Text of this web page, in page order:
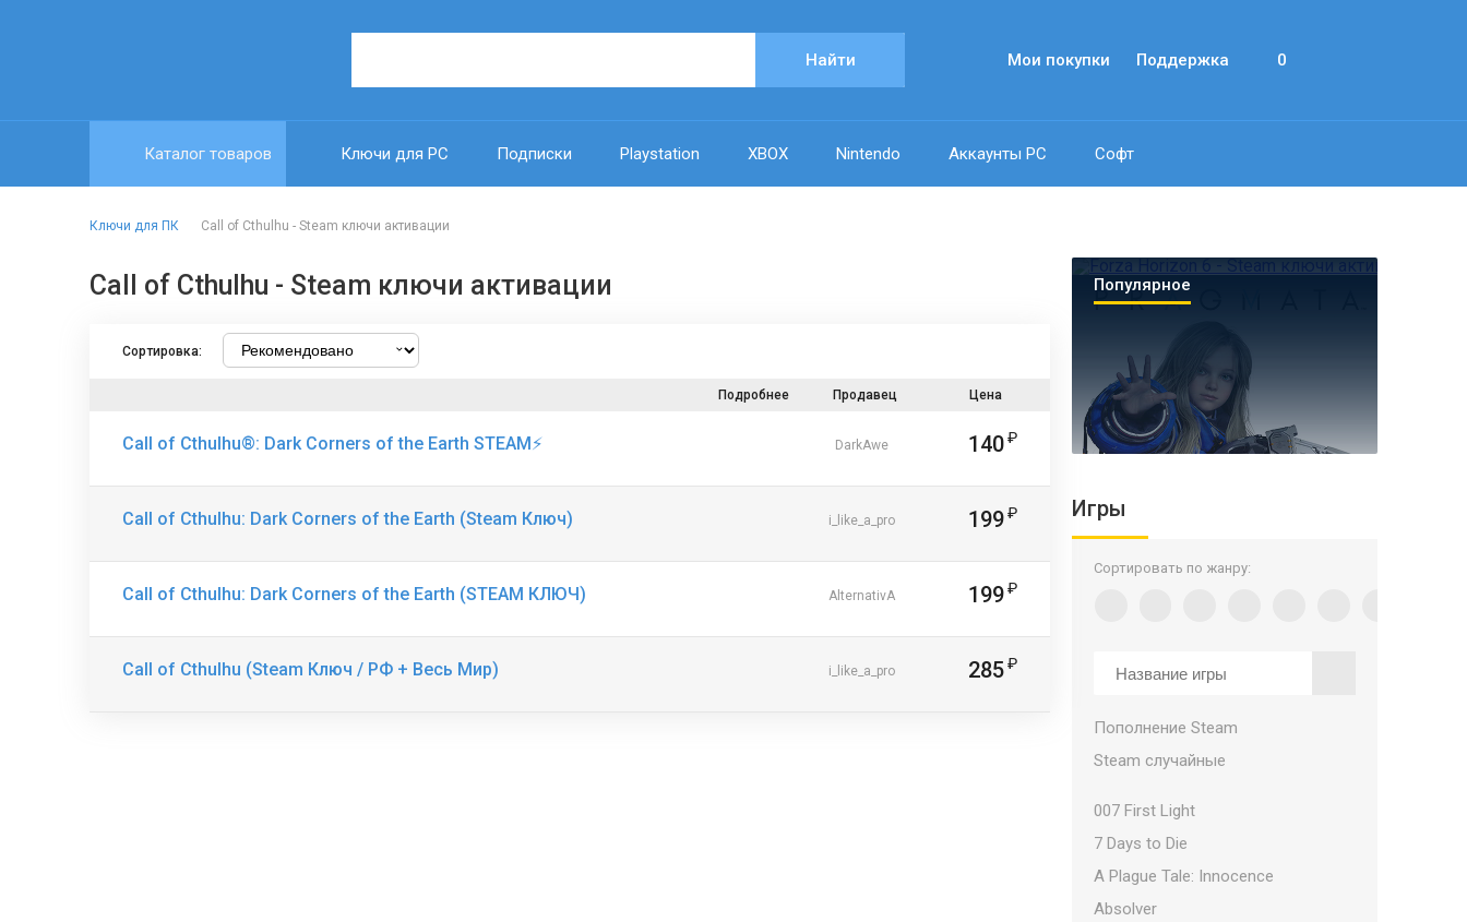
Найти Мои покупки Поддержка 0
Каталог товаров Ключи для PC Подписки Playstation XBOX Nintendo Аккаунты PC Софт
Популярное
Игры
Сортировать по жанру:
Пополнение Steam
Steam случайные
007 First Light
7 Days to Die
A Plague Tale: Innocence
Absolver
Ключи для ПК Call of Cthulhu - Steam ключи активации
Call of Cthulhu - Steam ключи активации
Сортировка:
Подробнее Продавец Цена
Call of Cthulhu®: Dark Corners of the Earth STEAM⚡️ DarkAwe 140
Call of Cthulhu: Dark Corners of the Earth (Steam Ключ) i_like_a_pro 199
Call of Cthulhu: Dark Corners of the Earth (STEAM КЛЮЧ) AlternativA 199
Call of Cthulhu (Steam Ключ / РФ + Весь Мир) i_like_a_pro 285